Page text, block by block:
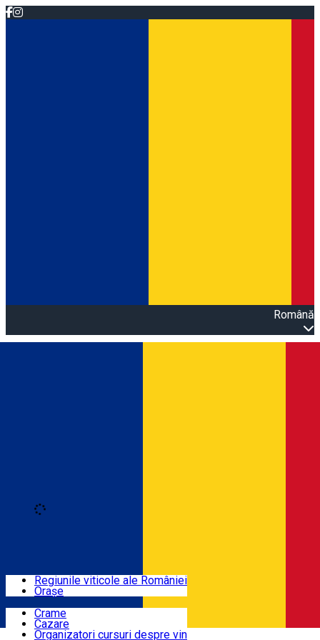
Română
Locuri cu vin
Rute
Regiunile viticole ale României
Orașe
Crame
Cazare
Organizatori cursuri despre vin